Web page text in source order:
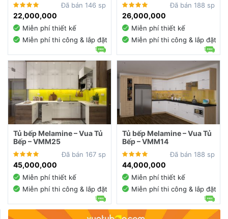
Đã bán 146 sp
22,000,000
Miễn phí thiết kế
Miễn phí thi công & lắp đặt
Đã bán 188 sp
26,000,000
Miễn phí thiết kế
Miễn phí thi công & lắp đặt
Tủ bếp Melamine – Vua Tủ
Bếp – VMM25
Đã bán 167 sp
45,000,000
Miễn phí thiết kế
Miễn phí thi công & lắp đặt
Tủ bếp Melamine – Vua Tủ
Bếp – VMM14
Đã bán 188 sp
44,000,000
Miễn phí thiết kế
Miễn phí thi công & lắp đặt